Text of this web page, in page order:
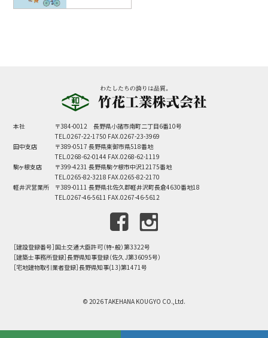
本社
〒384-0012 長野県小諸市南町二丁目6番10号
TEL.0267-22-1750 FAX.0267-23-3969
田中支店
〒389-0517 長野県東御市県518番地
TEL.0268-62-0144 FAX.0268-62-1119
駒ヶ根支店
〒399-4231 長野県駒ケ根市中沢12175番地
TEL.0265-82-3218 FAX.0265-82-2170
軽井沢営業所
〒389-0111 長野県北佐久郡軽井沢町長倉4630番地18
TEL.0267-46-5611 FAX.0267-46-5612
［建設登録番号］国土交通大臣許可（特・般）第3322号
［建築士事務所登録］長野県知事登録（佐久 J第36095号）
［宅地建物取引業者登録］長野県知事(13)第1471号
© 2026 TAKEHANA KOUGYO CO.,Ltd.